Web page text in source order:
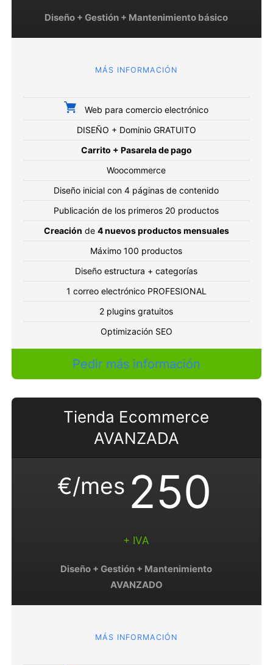
Diseño + Gestión + Mantenimiento básico
MÁS INFORMACIÓN
Web para comercio electrónico
DISEÑO + Dominio GRATUITO
Carrito + Pasarela de pago
Woocommerce
Diseño inicial con 4 páginas de contenido
Publicación de los primeros 20 productos
Creación de 4 nuevos productos mensuales
Máximo 100 productos
Diseño estructura + categorías
1 correo electrónico PROFESIONAL
2 plugins gratuitos
Optimización SEO
Pedir más información
Tienda Ecommerce
AVANZADA
€/mes 250
+ IVA
Diseño + Gestión + Mantenimiento
AVANZADO
MÁS INFORMACIÓN